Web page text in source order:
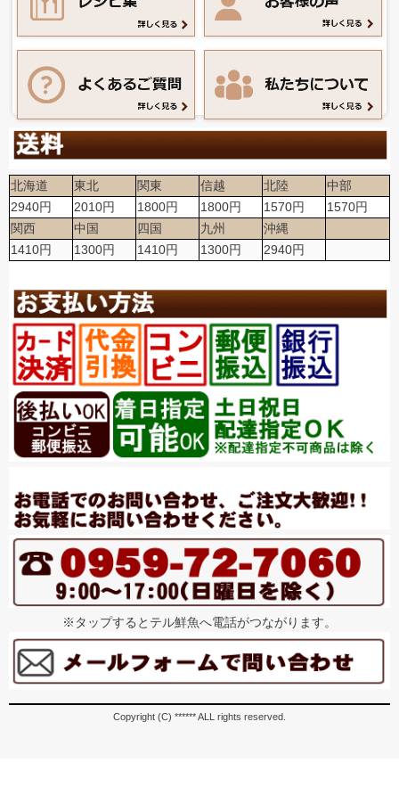
北海道 東北 関東 信越 北陸
中部
2940円
2010円 1800円 1800円 1570円
1570円
関西
中国 四国 九州
沖縄
1410円
1300円 1410円 1300円 2940円
※タップするとテル鮮魚へ電話がつながります。
Copyright (C) ****** ALL rights reserved.